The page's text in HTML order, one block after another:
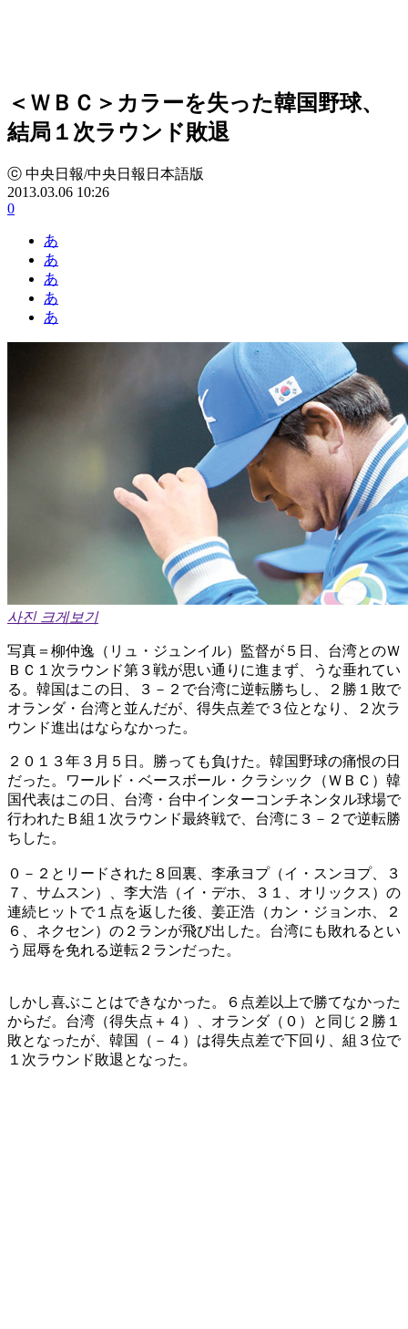
＜ＷＢＣ＞カラーを失った韓国野球、
結局１次ラウンド敗退
ⓒ 中央日報/中央日報日本語版
2013.03.06 10:26
0
あ
あ
あ
あ
あ
사진 크게보기
写真＝柳仲逸（リュ・ジュンイル）監督が５日、台湾とのＷ
ＢＣ１次ラウンド第３戦が思い通りに進まず、うな垂れてい
る。韓国はこの日、３－２で台湾に逆転勝ちし、２勝１敗で
オランダ・台湾と並んだが、得失点差で３位となり、２次ラ
ウンド進出はならなかった。
２０１３年３月５日。勝っても負けた。韓国野球の痛恨の日
だった。ワールド・ベースボール・クラシック（ＷＢＣ）韓
国代表はこの日、台湾・台中インターコンチネンタル球場で
行われたＢ組１次ラウンド最終戦で、台湾に３－２で逆転勝
ちした。
０－２とリードされた８回裏、李承ヨプ（イ・スンヨプ、３
７、サムスン）、李大浩（イ・デホ、３１、オリックス）の
連続ヒットで１点を返した後、姜正浩（カン・ジョンホ、２
６、ネクセン）の２ランが飛び出した。台湾にも敗れるとい
う屈辱を免れる逆転２ランだった。
しかし喜ぶことはできなかった。６点差以上で勝てなかった
からだ。台湾（得失点＋４）、オランダ（０）と同じ２勝１
敗となったが、韓国（－４）は得失点差で下回り、組３位で
１次ラウンド敗退となった。